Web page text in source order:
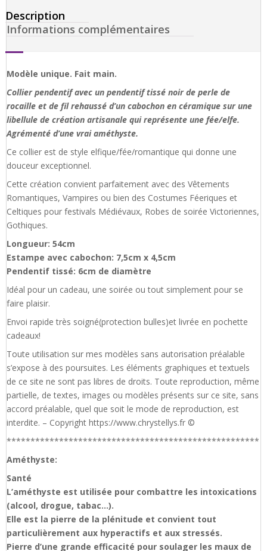
Description
Informations complémentaires
Modèle unique. Fait main.
Collier pendentif avec un pendentif tissé noir de perle de
rocaille et de fil rehaussé d’un cabochon en céramique sur une
libellule de création artisanale qui représente une fée/elfe.
Agrémenté d’une vrai améthyste.
Ce collier est de style elfique/fée/romantique qui donne une
douceur exceptionnel.
Cette création convient parfaitement avec des Vêtements
Romantiques, Vampires ou bien des Costumes Féeriques et
Celtiques pour festivals Médiévaux, Robes de soirée Victoriennes,
Gothiques.
Longueur: 54cm
Estampe avec cabochon: 7,5cm x 4,5cm
Pendentif tissé: 6cm de diamètre
Idéal pour un cadeau, une soirée ou tout simplement pour se
faire plaisir.
Envoi rapide très soigné(protection bulles)et livrée en pochette
cadeaux!
Toute utilisation sur mes modèles sans autorisation préalable
s’expose à des poursuites. Les éléments graphiques et textuels
de ce site ne sont pas libres de droits. Toute reproduction, même
partielle, de textes, images ou modèles présents sur ce site, sans
accord préalable, quel que soit le mode de reproduction, est
interdite. – Copyright https://www.chrystellys.fr ©
*****************************************************
Améthyste:
Santé
L’améthyste est utilisée pour combattre les intoxications
(alcool, drogue, tabac…).
Elle est la pierre de la plénitude et convient tout
particulièrement aux hyperactifs et aux stressés.
Pierre d’une grande efficacité pour soulager les maux de